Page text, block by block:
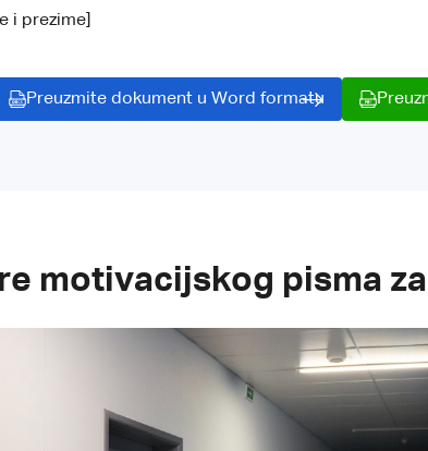
i prezime]
Preuzmite dokument u Word formatu
motivacijskog pisma